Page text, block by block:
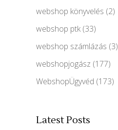
webshop könyvelés (2)
webshop ptk(33)
webshop számlázás (3)
webshopjogász (177)
WebshopÜgyvéd (173)
Latest Posts